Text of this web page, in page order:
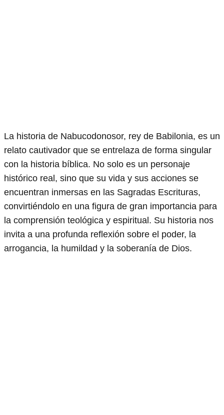
La historia de Nabucodonosor, rey de Babilonia, es un
relato cautivador que se entrelaza de forma singular
con la historia bíblica. No solo es un personaje
histórico real, sino que su vida y sus acciones se
encuentran inmersas en las Sagradas Escrituras,
convirtiéndolo en una figura de gran importancia para
la comprensión teológica y espiritual. Su historia nos
invita a una profunda reflexión sobre el poder, la
arrogancia, la humildad y la soberanía de Dios.